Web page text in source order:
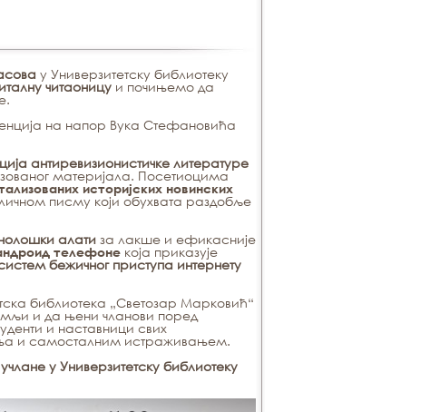
у Универзитетску библиотеку
читаоницуи почињемо да
на напор Вука Стефановића
антиревизионистичке литературе
материјала. Посетиоцима
историјских новинских
писму који обухвата раздобље
алатиза лакше и ефикасније
телефонекоја приказује
бежичног приступа интернету
библиотека „Светозар Марковић“
и да њени чланови поред
и наставници свих
и самосталним истраживањем.
у Универзитетску библиотеку